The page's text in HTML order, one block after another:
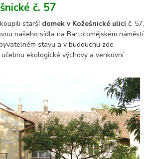
č. 57
starší domek v Kožešnické ulici č. 57,
našeho sídla na Bartolomějském náměstí.
stavu a v budoucnu zde
ekologické výchovy a venkovní